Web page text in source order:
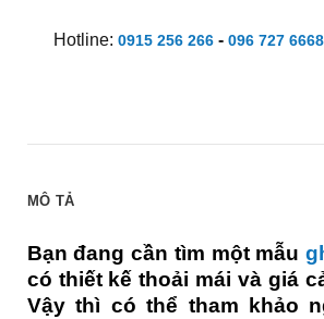
Hotline: 0915 256 266- 096 727 6668
MÔ TẢ
Bạn đang cần tìm một mẫu
có thiết kế thoải mái và giá
Vậy thì có thể tham khảo